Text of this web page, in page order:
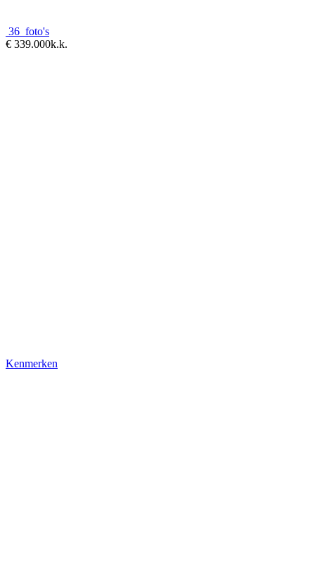
36 foto's
€ 339.000k.k.
Kenmerken